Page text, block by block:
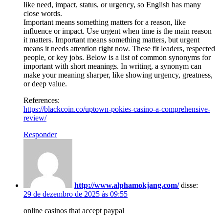
like need, impact, status, or urgency, so English has many
close words.
Important means something matters for a reason, like
influence or impact. Use urgent when time is the main reason
it matters. Important means something matters, but urgent
means it needs attention right now. These fit leaders, respected
people, or key jobs. Below is a list of common synonyms for
important with short meanings. In writing, a synonym can
make your meaning sharper, like showing urgency, greatness,
or deep value.
References:
https://blackcoin.co/uptown-pokies-casino-a-comprehensive-
review/
Responder
http://www.alphamokjang.com/ disse:
29 de dezembro de 2025 às 09:55
online casinos that accept paypal